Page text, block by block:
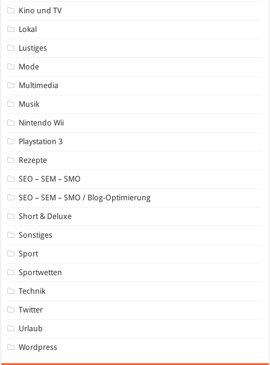
Kino und TV
Lokal
Lustiges
Mode
Multimedia
Musik
Nintendo Wii
Playstation 3
Rezepte
SEO – SEM – SMO
SEO – SEM – SMO / Blog-Optimierung
Short & Deluxe
Sonstiges
Sport
Sportwetten
Technik
Twitter
Urlaub
Wordpress